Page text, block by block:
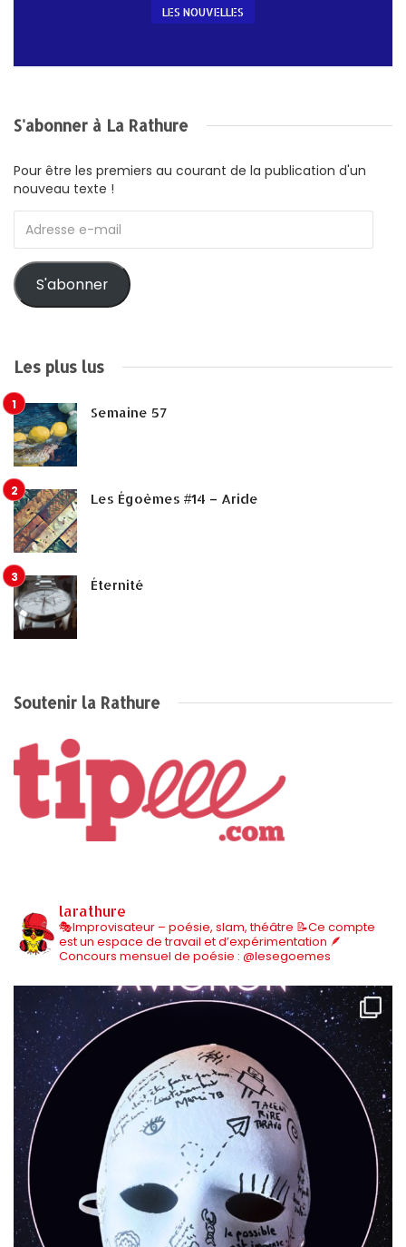
LES NOUVELLES
S'abonner à La Rathure
Pour être les premiers au courant de la publication d'un
nouveau texte !
e-
S'abonner
Les plus lus
Semaine 57
Les Égoèmes #14 – Aride
Éternité
Soutenir la Rathure
larathure
🎭Improvisateur – poésie, slam, théâtre 📝Ce compte
est un espace de travail et d’expérimentation 🪶
Concours mensuel de poésie : @lesegoemes